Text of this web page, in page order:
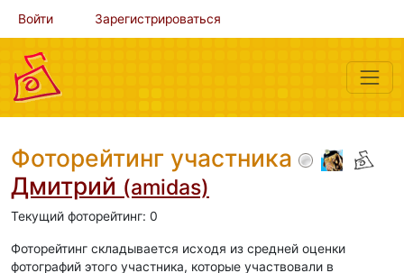
Войти Зарегистрироваться
Фоторейтинг участника
Дмитрий (amidas)
Текущий фоторейтинг: 0
Фоторейтинг складывается исходя из средней оценки
фотографий этого участника, которые участвовали в